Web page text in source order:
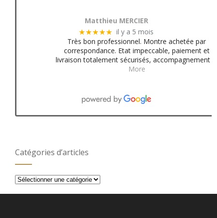
Matthieu MERCIER
★★★★★ il y a 5 mois
Très bon professionnel. Montre achetée par
correspondance. Etat impeccable, paiement et
livraison totalement sécurisés, accompagnement
More
Catégories d’articles
Catégories